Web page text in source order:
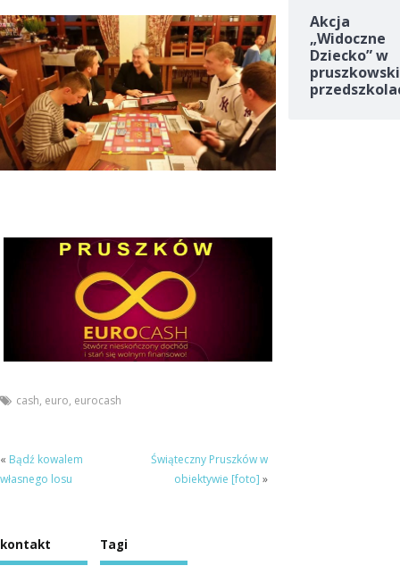
cash, euro, eurocash
« Bądź kowalem
własnego losu
Świąteczny Pruszków w
obiektywie [foto] »
Akcja
„Widoczne
Dziecko” w
kontakt Tagi